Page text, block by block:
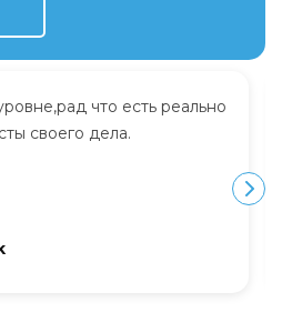
что есть реально
своего дела.